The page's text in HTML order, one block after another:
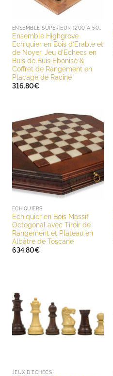
Ensemble Highgrove
Echiquier en Bois d’Erable et
de Noyer, Jeu d’Echecs en
Buis de Buis Ebonisé &
Coffret de Rangement en
Placage de Racine
316.80€
ECHIQUIERS
Echiquier en Bois Massif
Octogonal avec Tiroir de
Rangement et Plateau en
Albâtre de Toscane
634.80€
JEUX D'ECHECS